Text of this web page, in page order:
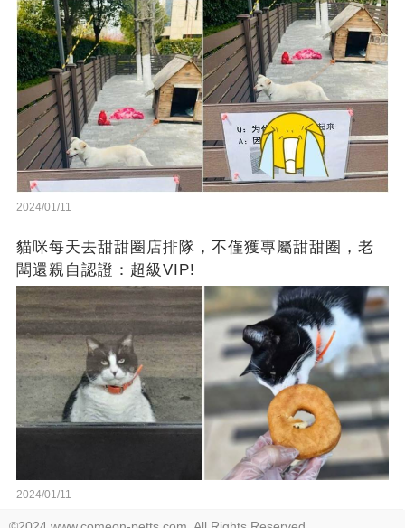
2024/01/11
貓咪每天去甜甜圈店排隊，不僅獲專屬甜甜圈，老
闆還親自認證：超級VIP!
2024/01/11